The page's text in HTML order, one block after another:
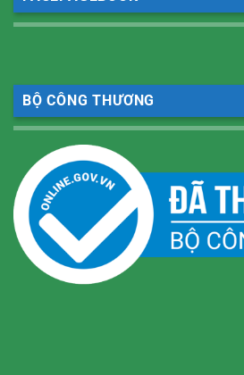
BỘ CÔNG THƯƠNG